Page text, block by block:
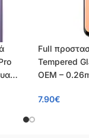
Full
Tempered
OEM –
7.90€